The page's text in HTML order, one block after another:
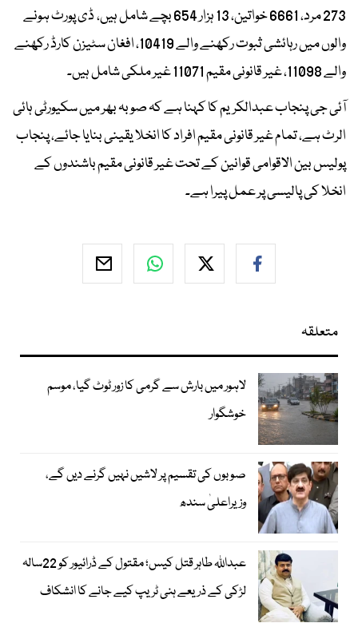
273 مرد، 6661 خواتین، 13 ہزار 654 بچے شامل ہیں، ڈی پورٹ ہونے
والوں میں رہائشی ثبوت رکھنے والے 10419، افغان سٹیزن کارڈ رکھنے
والے 11098، غیر قانونی مقیم 11071 غیر ملکی شامل ہیں۔
آئی جی پنجاب عبدالکریم کا کہنا ہے کہ صوبہ بھر میں سکیورٹی ہائی
الرٹ ہے، تمام غیر قانونی مقیم افراد کا انخلا یقینی بنایا جائے، پنجاب
پولیس بین الاقوامی قوانین کے تحت غیر قانونی مقیم باشندوں کے
انخلا کی پالیسی پر عمل پیرا ہے۔
متعلقہ
لاہور میں بارش سے گرمی کا زور ٹوٹ گیا، موسم
خوشگوار
صوبوں کی تقسیم پر لاشیں نہیں گرنے دیں گے،
وزیراعلیٰ سندھ
عبداللہ طاہر قتل کیس؛ مقتول کے ڈرائیور کو 22سالہ
لڑکی کے ذریعے ہنی ٹریپ کیے جانے کا انشکاف